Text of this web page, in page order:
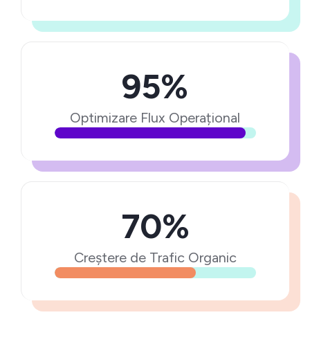
95%
Optimizare Flux Operațional
70%
Creștere de Trafic Organic